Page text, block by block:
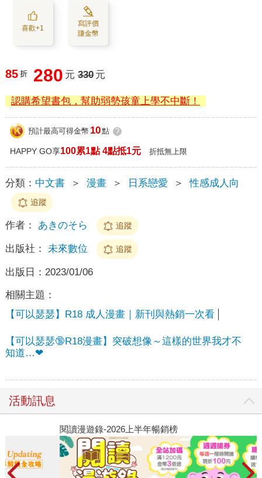
喜歡+1
寫評價
賺金幣
85 折 280 元 330 元
認購希望書包，幫助弱勢孩童上學不中斷！
預計最高可得金幣 10點 ?
HAPPY GO享100累1點 4點抵1元 折抵無上限
分類： 中文書 ＞ 漫畫 ＞ 日系戀愛 ＞ 性感成人向
追蹤
作者： あきのそら 追蹤
出版社： 未來數位 追蹤
出版日： 2023/01/06
相關主題：
【可以瑟瑟】R18 成人漫畫｜新刊與熱銷一次看
【可以瑟瑟🔞R18漫畫】突破想像～這樣的世界我才不
知道…❤
活動訊息
閱讀漫遊錄-2026上半年暢銷榜